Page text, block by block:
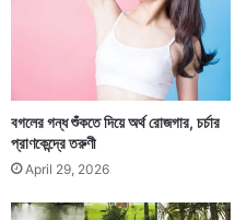
হোক না কেন ২ হাতে তা
দেওয়ার কথা ভুটানে মাথায়
বগলের গন্ধ শুঁকতে দিয়ে অর্থ রোজগার, চর্চার
প্রাণকেন্দ্রে তরুণী
April 29, 2026